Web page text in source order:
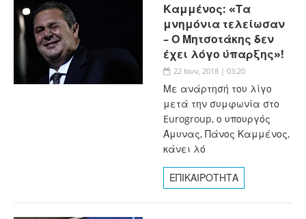
Καμμένος: «Τα
μνημόνια τελείωσαν
– Ο Μητσοτάκης δεν
έχει λόγο ύπαρξης»!
22 Ιουν, 2018 | 03:20
Με ανάρτησή του λίγο
μετά την συμφωνία στο
Eurogroup, ο υπουργός
Άμυνας, Πάνος Καμμένος,
κάνει λό
ΕΠΙΚΑΙΡΟΤΗΤΑ